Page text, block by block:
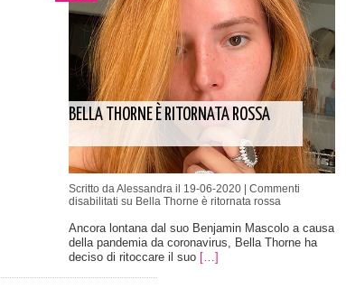
BELLA THORNE È RITORNATA ROSSA
Scritto da Alessandra il 19-06-2020 | Commenti
disabilitati su Bella Thorne è ritornata rossa
Ancora lontana dal suo Benjamin Mascolo a causa
della pandemia da coronavirus, Bella Thorne ha
deciso di ritoccare il suo […]